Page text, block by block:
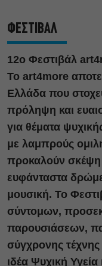
ΦΕΣΤΙΒΑΛ
12o Φεστιβάλ
Το art4more
Ελλάδα που
πρόληψη και
για θέματα
με λαμπρούς
προκαλούν σκέψη
ευφάνταστα
μουσική. Το
σύντομων,
παρουσιάσεων,
σύγχρονης
ιδέα Ψυχική